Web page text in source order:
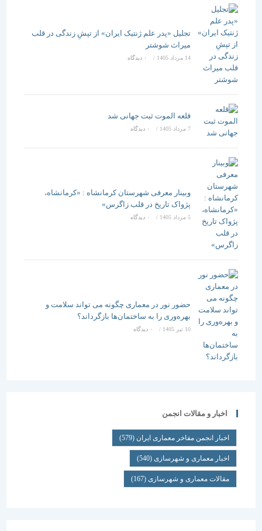
تجلیل «پدر علم ژنتیک ایران» از تپشِ زندگی در قلب
میراث شوشتر
14 مرداد 1405 / ۰ دیدگاه
قلعه الموت ثبت جهانی شد
/ ۰ دیدگاه
وبینار معرفی شهرستان کرمانشاه : «کرمانشاه،
پژواک تاریخ در قلب زاگرس»
5 مرداد 1405 / ۰ دیدگاه
حضور نور در معماری چگونه می تواند سلامت و
بهره‌وری را به ساختمان‌ها بازگرداند؟
/ ۰ دیدگاه
اخبار و مقالات انجمن
اخبار انجمن مفاخر معماری ایران (579)
اخبار معماری و شهرسازی(540)
مقالات معماری و شهرسازی(167)